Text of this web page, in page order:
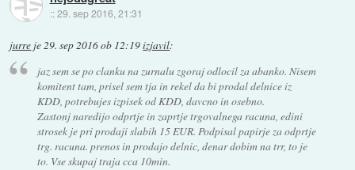
::29. sep 2016, 21:31
jurre je29. sep 2016 ob 12:19izjavil:
jaz sem se po clanku na zurnalu zgoraj odlocil za abanko. Nisem
komitent tam, prisel sem tja in rekel da bi prodal delnice iz
KDD, potrebujes izpisek od KDD, davcno in osebno.
Zastonj naredijo odprtje in zaprtje trgovalnega racuna, edini
strosek je pri prodaji slabih 15 EUR. Podpisal papirje za odprtje
trg. racuna. prenos in prodajo delnic, denar dobim na trr, to je
to. Vse skupaj traja cca 10min.